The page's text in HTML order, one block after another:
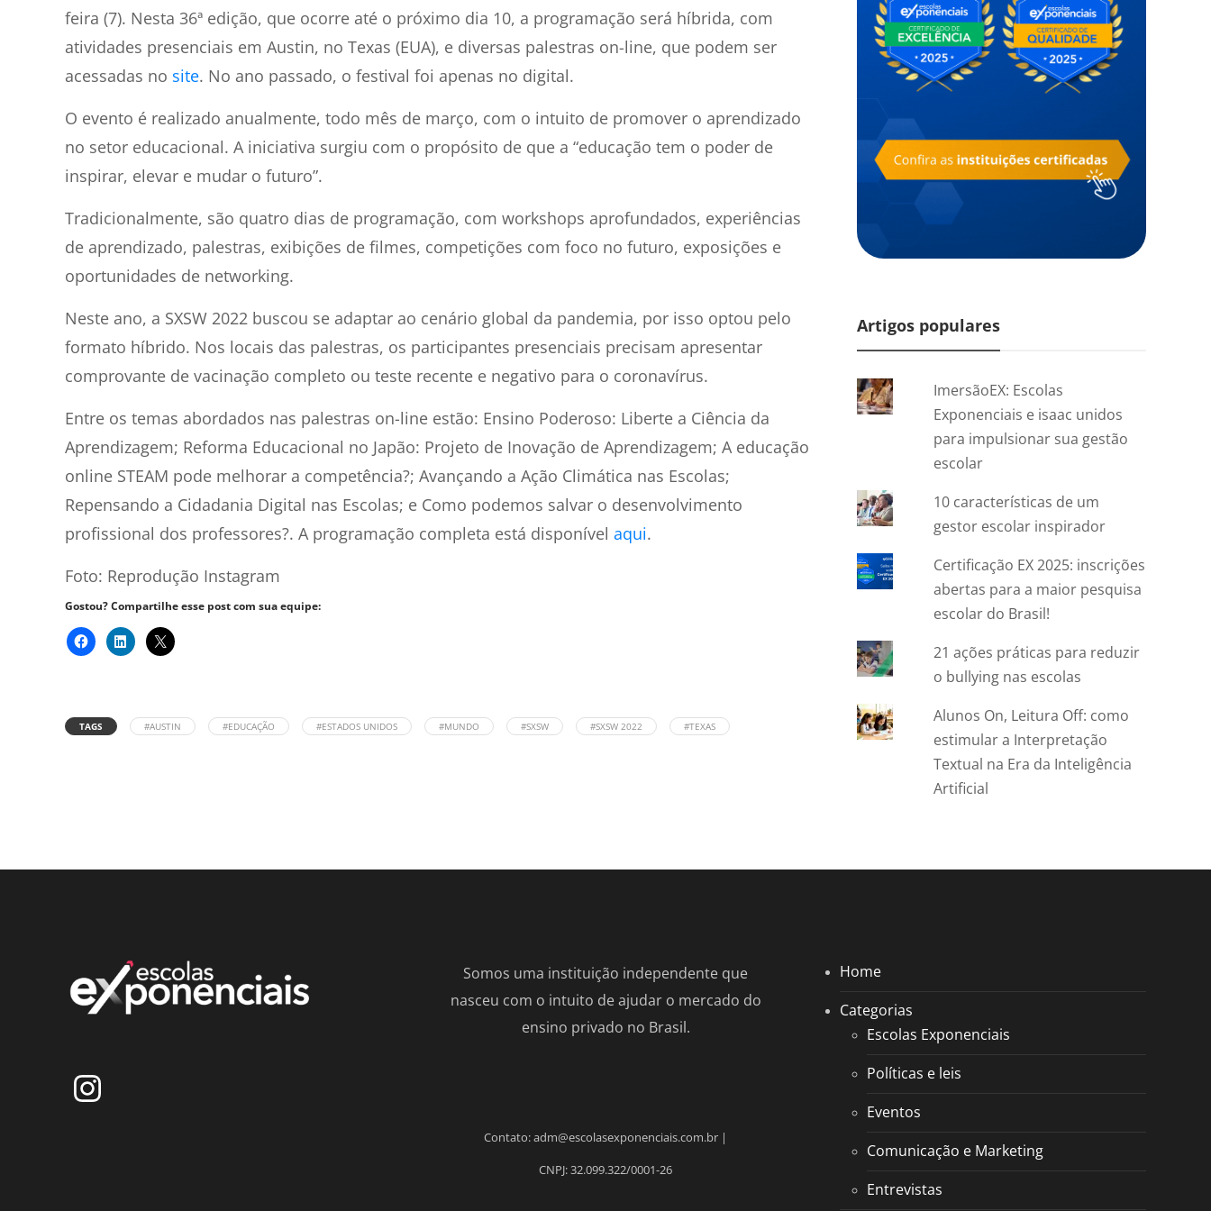
feira (7). Nesta 36ª edição, que ocorre até o próximo dia 10, a programação será híbrida, com
atividades presenciais em Austin, no Texas (EUA), e diversas palestras on-line, que podem ser
acessadas no site. No ano passado, o festival foi apenas no digital.
O evento é realizado anualmente, todo mês de março, com o intuito de promover o aprendizado
no setor educacional. A iniciativa surgiu com o propósito de que a “educação tem o poder de
inspirar, elevar e mudar o futuro”.
Tradicionalmente, são quatro dias de programação, com workshops aprofundados, experiências
de aprendizado, palestras, exibições de filmes, competições com foco no futuro, exposições e
oportunidades de networking.
Neste ano, a SXSW 2022 buscou se adaptar ao cenário global da pandemia, por isso optou pelo
formato híbrido. Nos locais das palestras, os participantes presenciais precisam apresentar
comprovante de vacinação completo ou teste recente e negativo para o coronavírus.
Entre os temas abordados nas palestras on-line estão: Ensino Poderoso: Liberte a Ciência da
Aprendizagem; Reforma Educacional no Japão: Projeto de Inovação de Aprendizagem; A educação
online STEAM pode melhorar a competência?; Avançando a Ação Climática nas Escolas;
Repensando a Cidadania Digital nas Escolas; e Como podemos salvar o desenvolvimento
profissional dos professores?. A programação completa está disponível aqui.
Foto: Reprodução Instagram
Gostou? Compartilhe esse post com sua equipe:
TAGS #AUSTIN #EDUCAÇÃO #ESTADOS UNIDOS #MUNDO #SXSW #SXSW 2022 #TEXAS
Artigos populares
ImersãoEX: Escolas
Exponenciais e isaac unidos
para impulsionar sua gestão
escolar
10 características de um
gestor escolar inspirador
Certificação EX 2025: inscrições
abertas para a maior pesquisa
escolar do Brasil!
21 ações práticas para reduzir
o bullying nas escolas
Alunos On, Leitura Off: como
estimular a Interpretação
Textual na Era da Inteligência
Artificial
Somos uma instituição independente que
nasceu com o intuito de ajudar o mercado do
ensino privado no Brasil.
Contato: adm@escolasexponenciais.com.br |
CNPJ: 32.099.322/0001-26
Home
Categorias
Escolas Exponenciais
Políticas e leis
Eventos
Comunicação e Marketing
Entrevistas